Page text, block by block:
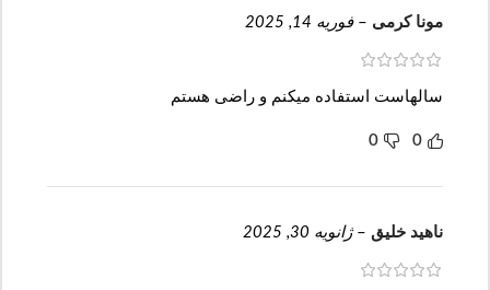
مونا کرمی – فوریه 14, 2025
سالهاست استفاده میکنم و راضی هستم
0
0
ناهید خلیق – ژانویه 30, 2025